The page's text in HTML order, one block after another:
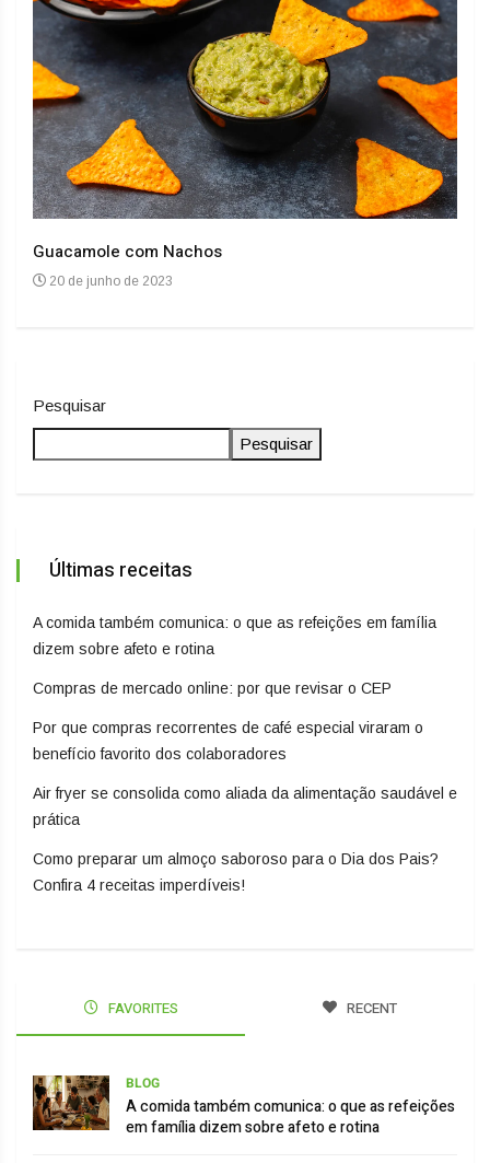
Guacamole com Nachos
20 de junho de 2023
Pesquisar
Pesquisar
Últimas receitas
A comida também comunica: o que as refeições em família
dizem sobre afeto e rotina
Compras de mercado online: por que revisar o CEP
Por que compras recorrentes de café especial viraram o
benefício favorito dos colaboradores
Air fryer se consolida como aliada da alimentação saudável e
prática
Como preparar um almoço saboroso para o Dia dos Pais?
Confira 4 receitas imperdíveis!
FAVORITES RECENT
BLOG
A comida também comunica: o que as refeições
em família dizem sobre afeto e rotina